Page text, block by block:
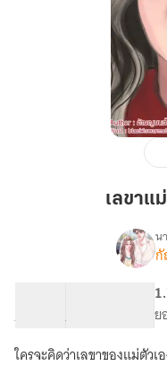
แม่..แต่
แฟน
ผม
เลขาแ
น
กั
จำนวนคำ จำนวนหน้า (A5) ย
ใครจะคิดว่าเลขาของแม่ตัว